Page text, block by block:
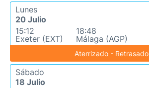
Lunes
20 Julio
15:12
Exeter (EXT)
18:48
Málaga (AGP)
Aterrizado - Retrasado
Sábado
18 Julio